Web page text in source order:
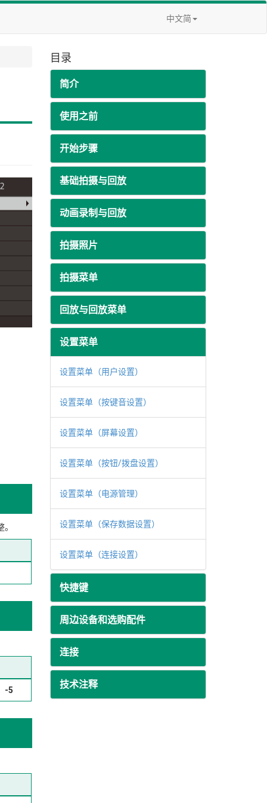
中文简
-5
目录
简介
使用之前
开始步骤
基础拍摄与回放
动画录制与回放
拍摄照片
拍摄菜单
回放与回放菜单
设置菜单
设置菜单（用户设置）
设置菜单（按键音设置）
设置菜单（屏幕设置）
设置菜单（按钮/拨盘设置）
设置菜单（电源管理）
设置菜单（保存数据设置）
设置菜单（连接设置）
快捷键
周边设备和选购配件
连接
技术注释